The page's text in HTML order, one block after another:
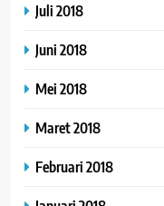
Juli 2018
Juni 2018
Mei 2018
Maret 2018
Februari 2018